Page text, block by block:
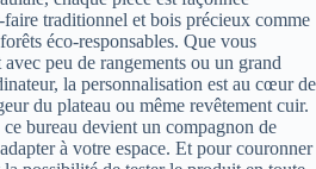
traditionnel et bois précieux comme
éco-responsables. Que vous
peu de rangements ou un grand
la personnalisation est au cœur de
du plateau ou même revêtement cuir.
bureau devient un compagnon de
à votre espace. Et pour couronner